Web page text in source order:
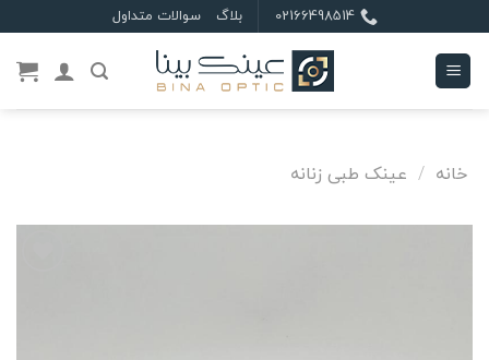
to
content
02166498514 بلاگ سوالات متداول
خانه / عینک طبی زنانه